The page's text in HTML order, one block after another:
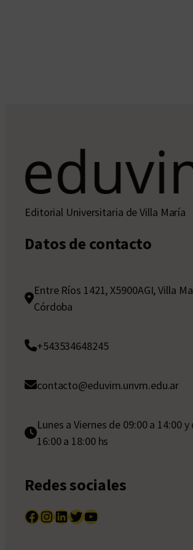
Editorial Universitaria de Villa María
Datos de contacto
Entre Ríos 1421, X5900AGI, Villa
Córdoba
+543534648245
contacto@eduvim.unvm.edu.ar
Lunes a Viernes de 09:00 a 14:00 y
16:00 a 18:00 hs
Redes sociales
Facebook InstagramLinkedIn Twitter YouTube